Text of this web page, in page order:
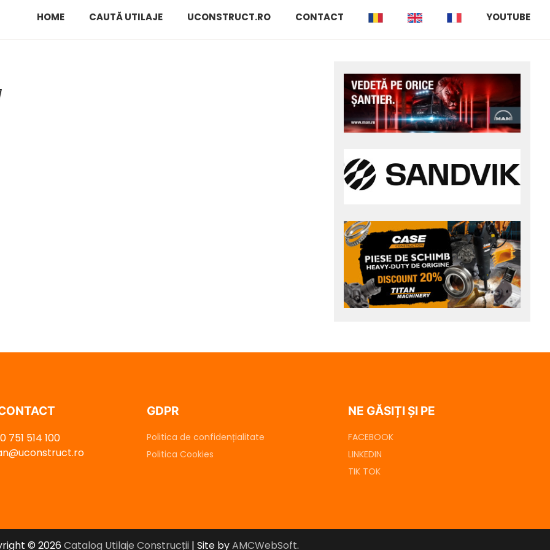
HOME CAUTĂ UTILAJE UCONSTRUCT.RO CONTACT YOUTUBE
751 514 100
GDPR
Politica de confidențialitate
Politica Cookies
NE GĂSIȚI ȘI PE
FACEBOOK
LINKEDIN
TIK TOK
© 2026 Catalog Utilaje Construcții| Site byAMCWebSoft.